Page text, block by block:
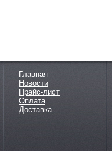
Главная
Новости
Прайс-лист
Оплата
Доставка